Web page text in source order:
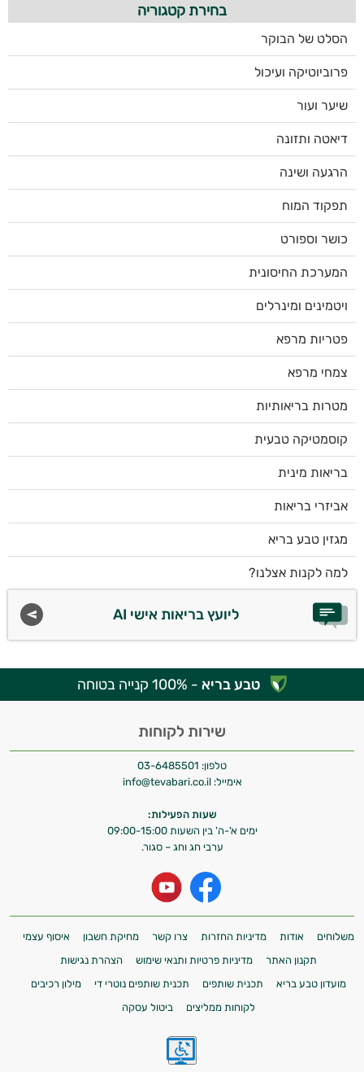
בחירת קטגוריה
הסלט של הבוקר
פרוביוטיקה ועיכול
שיער ועור
דיאטה ותזונה
הרגעה ושינה
תפקוד המוח
כושר וספורט
המערכת החיסונית
ויטמינים ומינרלים
פטריות מרפא
צמחי מרפא
מטרות בריאותיות
קוסמטיקה טבעית
בריאות מינית
אביזרי בריאות
מגזין טבע בריא
למה לקנות אצלנו?
ליועץ בריאות אישי AI
טבע בריא - 100% קנייה בטוחה
שירות לקוחות
טלפון: 03-6485501
אימייל: info@tevabari.co.il
שעות הפעילות:
ימים א'-ה' בין השעות 09:00-15:00
ערבי חג וחג – סגור.
משלוחים אודות מדיניות החזרות צרו קשר מחיקת חשבון
איסוף עצמי
תקנון האתר
מדיניות פרטיות ותנאי שימוש
הצהרת נגישות
מועדון טבע בריא
תכנית שותפים תכנית שותפים נוטרי די
מילון רכיבים
לקוחות ממליצים
ביטול עסקה